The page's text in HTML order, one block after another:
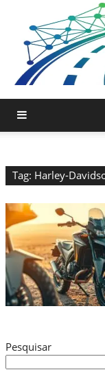
Tag: Harley-
Pesquisar